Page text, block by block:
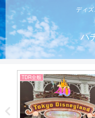
ディ
ハ
TDR全般